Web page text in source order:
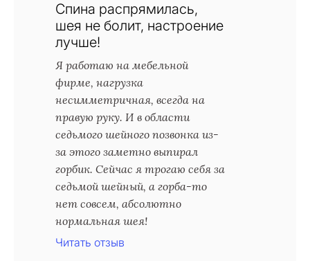
Спина распрямилась,
шея не болит, настроение
лучше!
Я работаю на мебельной
фирме, нагрузка
несимметричная, всегда на
правую руку. И в области
седьмого шейного позвонка из-
за этого заметно выпирал
горбик. Сейчас я трогаю себя за
седьмой шейный, а горба-то
нет совсем, абсолютно
нормальная шея!
Читать отзыв